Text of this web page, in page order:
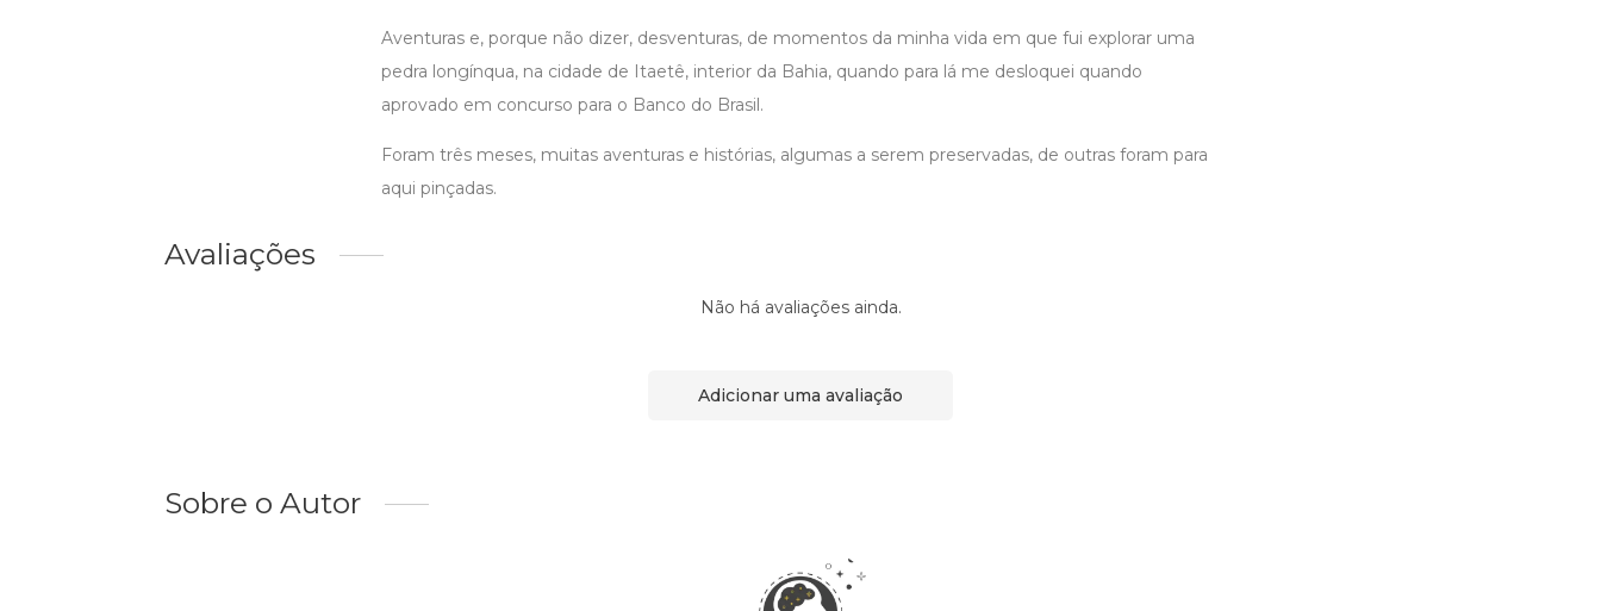
Aventuras e, porque não dizer, desventuras, de momentos da minha vida em que fui explorar uma
pedra longínqua, na cidade de Itaetê, interior da Bahia, quando para lá me desloquei quando
aprovado em concurso para o Banco do Brasil.
Foram três meses, muitas aventuras e histórias, algumas a serem preservadas, de outras foram para
aqui pinçadas.
Avaliações
Não há avaliações ainda.
Adicionar uma avaliação
Sobre o Autor